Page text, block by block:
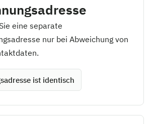
eine separate
nur bei Abweichung von
ist identisch